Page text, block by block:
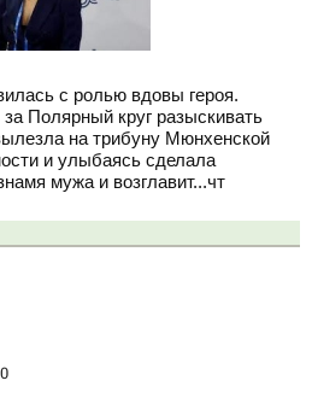
с ролью вдовы героя.
Полярный круг разыскивать
на трибуну Мюнхенской
и улыбаясь сделала
мужа и возглавит...чт